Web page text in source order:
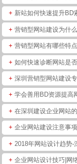
+ 新站如何快速提升BD
+ 营销型网站建设为什
+ 营销型网站有哪些特
+ 如何快速诊断网站是
+ 深圳营销型网站建设
+ 学会善用BD资源提高
+ 在深圳建设企业网站
+ 企业网站建设注意事
+ 2018年网站设计趋势-
+ 企业网站设计技巧|网